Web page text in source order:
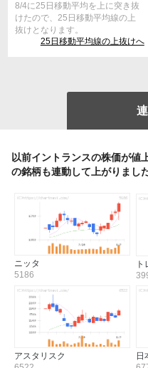
8/4に25日移動平均を上に突き抜
けたので、25日移動平均線の上
抜けとなります。
25日移動平均線の上抜けへ
以前イントランスの株価が値
の銘柄も連動して上がりまし
ニッタ
5186
アスタリスク
日